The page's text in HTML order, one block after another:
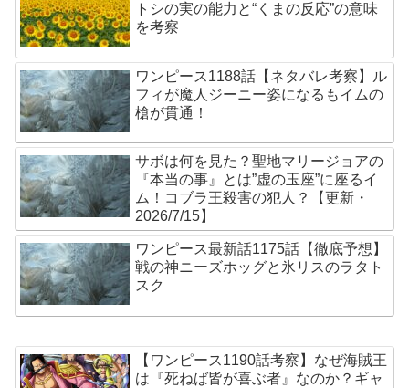
トシの実の能力と“くまの反応”の意味
を考察
ワンピース1188話【ネタバレ考察】ル
フィが魔人ジーニー姿になるもイムの
槍が貫通！
サボは何を見た？聖地マリージョアの
『本当の事』とは”虚の玉座”に座るイ
ム！コブラ王殺害の犯人？【更新・
2026/7/15】
ワンピース最新話1175話【徹底予想】
戦の神ニーズホッグと氷リスのラタト
スク
【ワンピース1190話考察】なぜ海賊王
は『死ねば皆が喜ぶ者』なのか？ギャ